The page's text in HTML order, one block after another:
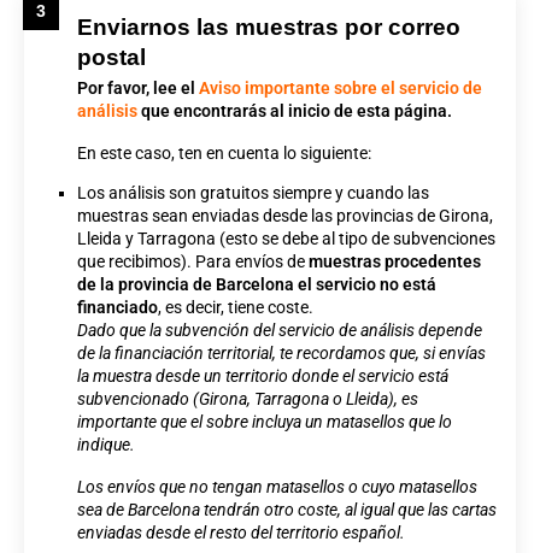
3
Enviarnos las muestras por correo
postal
Por favor, lee el Aviso importante sobre el servicio de
análisisque encontrarás al inicio de esta página.
En este caso, ten en cuenta lo siguiente:
Los análisis son gratuitos siempre y cuando las
muestras sean enviadas desde las provincias de Girona,
Lleida y Tarragona (esto se debe al tipo de subvenciones
que recibimos). Para envíos demuestras procedentes
de la provincia de Barcelona el servicio no está
financiado, es decir, tiene coste.
Dado que la subvención del servicio de análisis depende
de la financiación territorial, te recordamos que, si envías
la muestra desde un territorio donde el servicio está
subvencionado (Girona, Tarragona o Lleida), es
importante que el sobre incluya un matasellos que lo
indique.
Los envíos que no tengan matasellos o cuyo matasellos
sea de Barcelona tendrán otro coste, al igual que las cartas
enviadas desde el resto del territorio español.